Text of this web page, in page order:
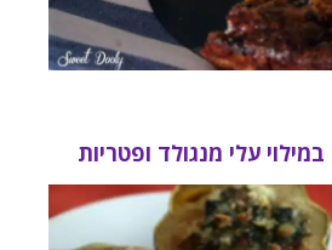
עלי מנגולד ופטריות